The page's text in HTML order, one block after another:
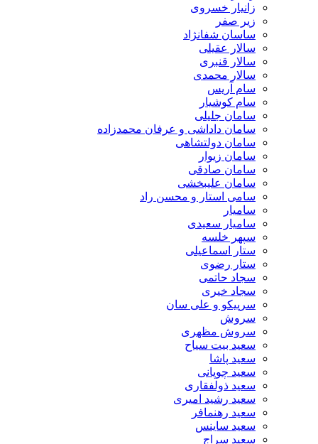
زانیار خسروی
زیر صفر
ساسان شفانژاد
سالار عقیلی
سالار قنبری
سالار محمدی
سام آریس
سام کوشیار
سامان جلیلی
سامان داداشی و عرفان محمدزاده
سامان دولتشاهی
سامان زیوار
سامان صادقی
سامان علیبخشی
سامی استار و محسن راد
سامیار
سامیار سعیدی
سپهر خلسه
ستار اسماعیلی
ستار رضوی
سجاد حاتمی
سجاد خیری
سرپیکو و علی سان
سروش
سروش مظهری
سعید بیت سیاح
سعید پاشا
سعید چوپانی
سعید ذولفقاری
سعید رشید امیری
سعید رهنمافر
سعید ساینس
سعید سراج